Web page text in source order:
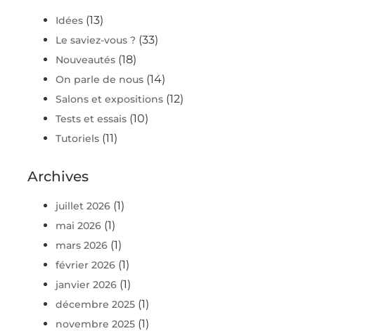
Idées (13)
Le saviez-vous ? (33)
Nouveautés (18)
On parle de nous (14)
Salons et expositions (12)
Tests et essais (10)
Tutoriels (11)
Archives
juillet 2026 (1)
mai 2026 (1)
mars 2026 (1)
février 2026 (1)
janvier 2026 (1)
décembre 2025 (1)
novembre 2025 (1)